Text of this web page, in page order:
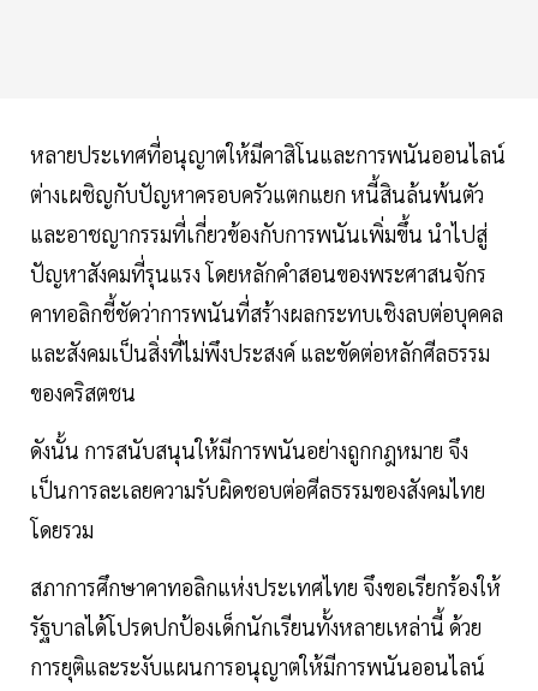
หลายประเทศที่อนุญาตให้มีคาสิโนและการพนันออนไลน์
ต่างเผชิญกับปัญหาครอบครัวแตกแยก หนี้สินล้นพ้นตัว
และอาชญากรรมที่เกี่ยวข้องกับการพนันเพิ่มขึ้น นำไปสู่
ปัญหาสังคมที่รุนแรง โดยหลักคำสอนของพระศาสนจักร
คาทอลิกชี้ชัดว่าการพนันที่สร้างผลกระทบเชิงลบต่อบุคคล
และสังคมเป็นสิ่งที่ไม่พึงประสงค์ และขัดต่อหลักศีลธรรม
ของคริสตชน
ดังนั้น การสนับสนุนให้มีการพนันอย่างถูกกฎหมาย จึง
เป็นการละเลยความรับผิดชอบต่อศีลธรรมของสังคมไทย
โดยรวม
สภาการศึกษาคาทอลิกแห่งประเทศไทย จึงขอเรียกร้องให้
รัฐบาลได้โปรดปกป้องเด็กนักเรียนทั้งหลายเหล่านี้ ด้วย
การยุติและระงับแผนการอนุญาตให้มีการพนันออนไลน์